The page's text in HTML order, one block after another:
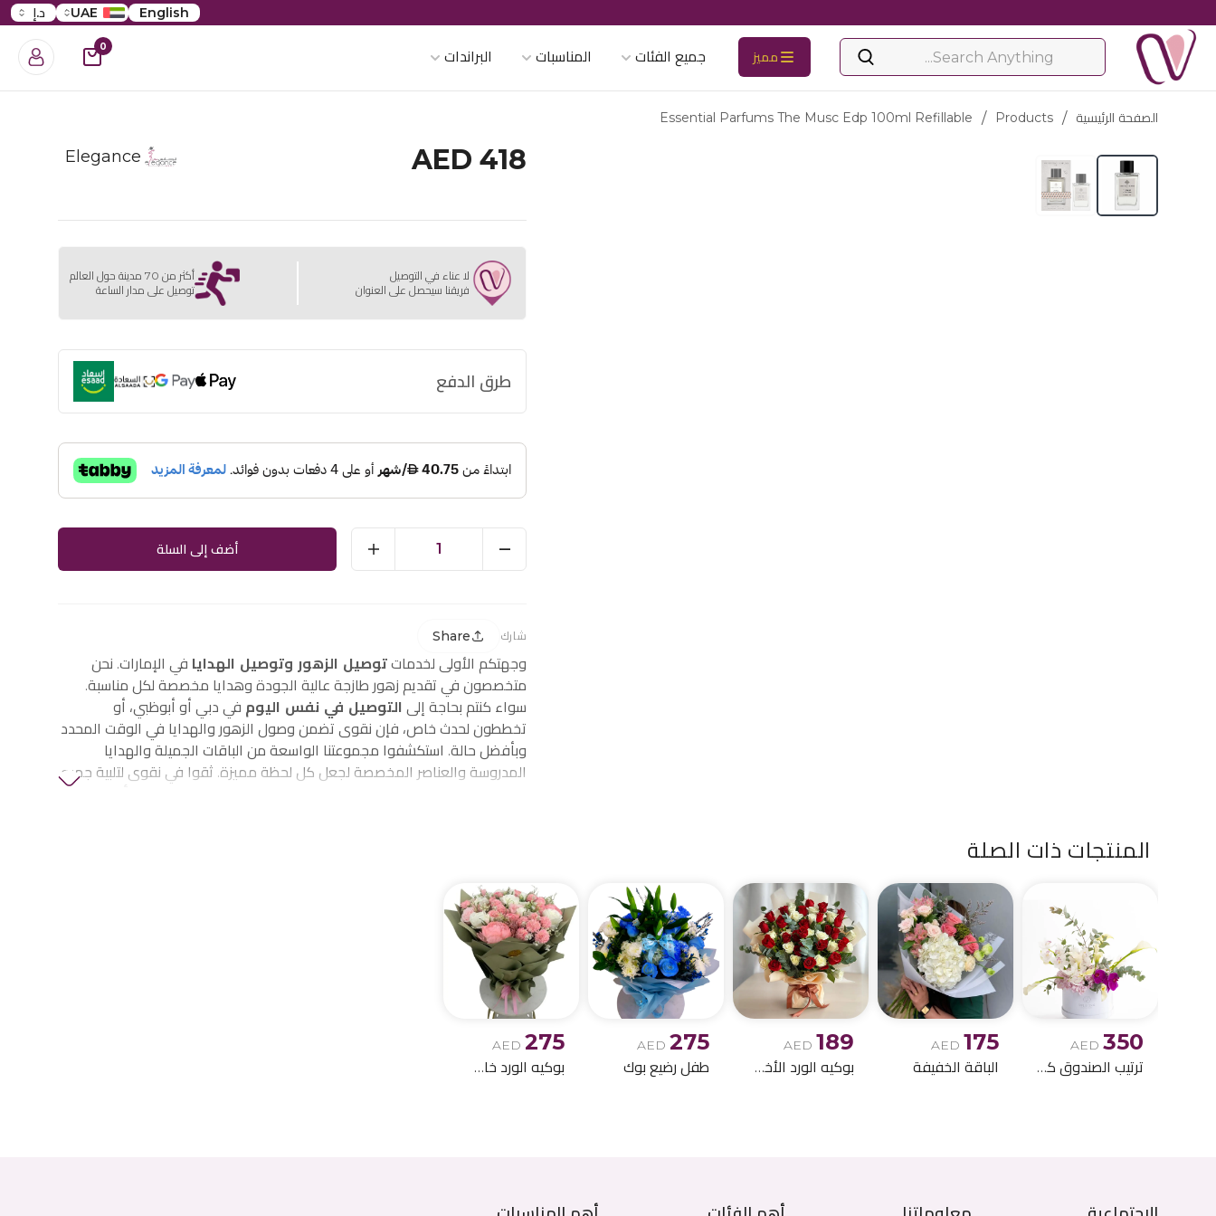
English
UAE د.إ
مميز جميع الفئات المناسبات البراندات
0
الصفحة الرئيسية /
Products
/
Essential Parfums The Musc Edp 100ml Refillable
AED 418
Elegance
لا عناء في التوصيل
فريقنا سيحصل على العنوان
أكثر من 70 مدينة حول العالم
توصيل على مدار الساعة
طرق الدفع
1 أضف إلى السلة
شارك Share
وجهتكم الأولى لخدمات توصيل الزهور وتوصيل الهدايا في الإمارات. نحن
متخصصون في تقديم زهور طازجة عالية الجودة وهدايا مخصصة لكل مناسبة.
سواء كنتم بحاجة إلى التوصيل في نفس اليوم في دبي أو أبوظبي، أو
تخططون لحدث خاص، فإن نقوى تضمن وصول الزهور والهدايا في الوقت المحدد
وبأفضل حالة. استكشفوا مجموعتنا الواسعة من الباقات الجميلة والهدايا
المدروسة والعناصر المخصصة لجعل كل لحظة مميزة. ثقوا في نقوى لتلبية جميع
المنتجات ذات الصلة
AED 350
ترتيب الصندوق كالا ليلي
AED 175
الباقة الخفيفة
AED 189
بوكيه الورد الأخمر والابيض
AED 275
طفل رضيع بوك
AED 275
بوكيه الورد خاص اصطناعي